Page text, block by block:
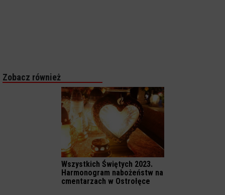
Zobacz również
Wszystkich Świętych 2023.
Harmonogram nabożeństw na
cmentarzach w Ostrołęce